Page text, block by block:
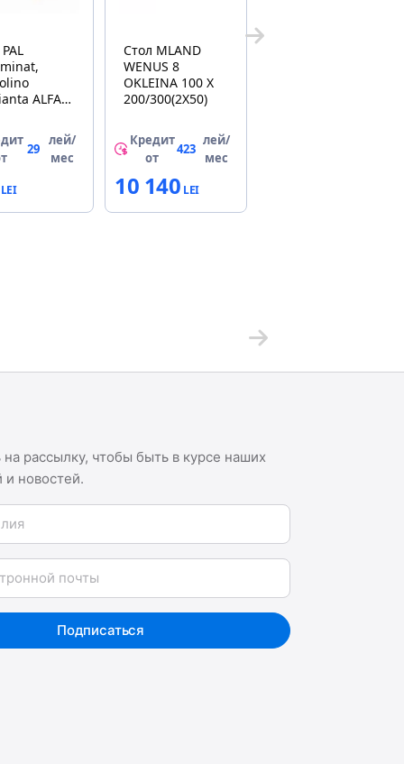
ALFA
29
лей/
мес
Стол MLAND
WENUS 8
OKLEINA 100 X
200/300(2X50)
Кредит
от
423
лей/
мес
10 140
рассылку, чтобы быть в курсе наших
новостей.
Подписаться